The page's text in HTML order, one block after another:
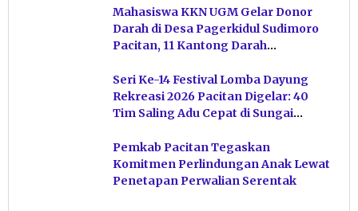
Mahasiswa KKN UGM Gelar Donor
Darah di Desa Pagerkidul Sudimoro
Pacitan, 11 Kantong Darah
Seri Ke-14 Festival Lomba Dayung
Rekreasi 2026 Pacitan Digelar: 40
Tim Saling Adu Cepat di Sungai
Pemkab Pacitan Tegaskan
Komitmen Perlindungan Anak Lewat
Penetapan Perwalian Serentak